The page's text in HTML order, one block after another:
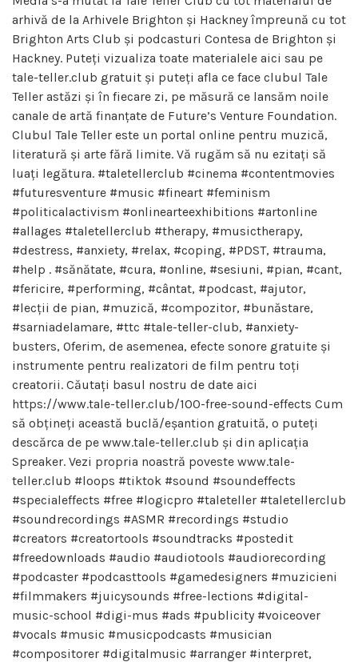
arhivă de la Arhivele Brighton și Hackney împreună cu tot
Brighton Arts Club și podcasturi Contesa de Brighton și
Hackney. Puteți vizualiza toate materialele aici sau pe
tale-teller.club gratuit și puteți afla ce face clubul Tale
Teller astăzi și în fiecare zi, pe măsură ce lansăm noile
canale de artă finanțate de Future’s Venture Foundation.
Clubul Tale Teller este un portal online pentru muzică,
literatură și arte fără limite. Vă rugăm să nu ezitați să
luați legătura. #taletellerclub #cinema #contentmovies
#futuresventure #music #fineart #feminism
#politicalactivism #onlinearteexhibitions #artonline
#allages #taletellerclub #therapy, #musictherapy,
#destress, #anxiety, #relax, #coping, #PDST, #trauma,
#help . #sănătate, #cura, #online, #sesiuni, #pian, #cant,
#fericire, #performing, #cântat, #podcast, #ajutor,
#lecții de pian, #muzică, #compozitor, #bunăstare,
#sarniadelamare, #ttc #tale-teller-club, #anxiety-
busters, Oferim, de asemenea, efecte sonore gratuite și
instrumente pentru realizatori de film pentru toți
creatorii. Căutați basul nostru de date aici
https://www.tale-teller.club/100-free-sound-effects Cum
să obțineți această buclă/eșantion gratuită, o puteți
descărca de pe www.tale-teller.club și din aplicația
Spreaker. Vezi propria noastră poveste www.tale-
teller.club #loops #tiktok #sound #soundeffects
#specialeffects #free #logicpro #taleteller #taletellerclub
#soundrecordings #ASMR #recordings #studio
#creators #creatortools #soundtracks #postedit
#freedownloads #audio #audiotools #audiorecording
#podcaster #podcasttools #gamedesigners #muzicieni
#filmmakers #juicysounds #free-lections #digital-
music-school #digi-mus #ads #publicity #voiceover
#vocals #music #musicpodcasts #musician
#compositorer #digitalmusic #arranger #interpret,